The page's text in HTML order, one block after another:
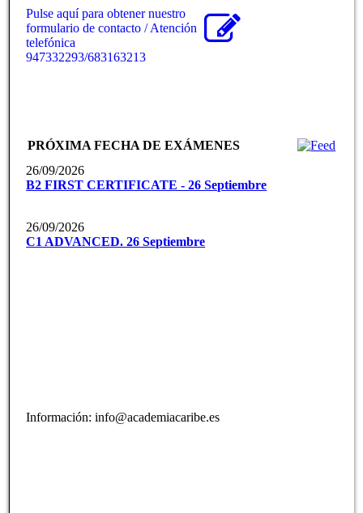
Pulse aquí para obtener nuestro
formulario de contacto / Atención
telefónica
947332293/683163213
PRÓXIMA FECHA DE EXÁMENES
26/09/2026
B2 FIRST CERTIFICATE - 26 Septiembre
26/09/2026
C1 ADVANCED. 26 Septiembre
Información: info@academiacaribe.es